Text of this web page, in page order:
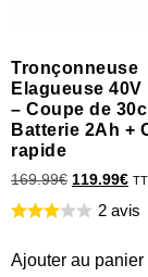
Tronçonneuse
Elagueuse 40V
– Coupe de
Batterie 2Ah +
rapide
169.99€ 119.99€
2 avis
Ajouter au panier